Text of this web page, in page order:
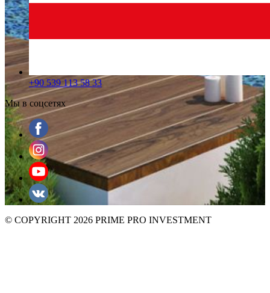
+90 539 113 58 33
Мы в соцсетях
© COPYRIGHT 2026 PRIME PRO INVESTMENT